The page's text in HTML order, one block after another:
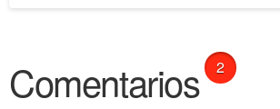
Comentarios 2